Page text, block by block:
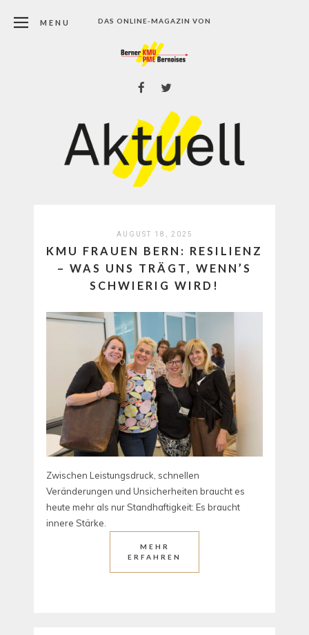
DAS ONLINE-MAGAZIN VON
MENU
AUGUST 18, 2025
KMU FRAUEN BERN: RESILIENZ
– WAS UNS TRÄGT, WENN’S
SCHWIERIG WIRD!
Zwischen Leistungsdruck, schnellen
Veränderungen und Unsicherheiten braucht es
heute mehr als nur Standhaftigkeit: Es braucht
innere Stärke.
MEHR
ERFAHREN